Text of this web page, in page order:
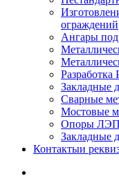
ограждений
Ангары
Закладные
Сварные
Мостовые
Опоры ЛЭП
Закладные
Контактыи